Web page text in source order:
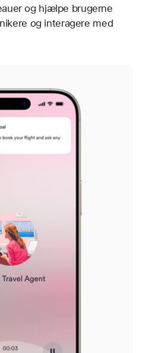
og hjælpe brugerne
og interagere med